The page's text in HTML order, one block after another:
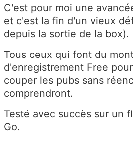
C'est pour moi une
et c'est la fin d'un vieux
depuis la sortie de la box).
Tous ceux qui font du
d'enregistrement Free
couper les pubs sans
comprendront.
Testé avec succès sur un
Go.